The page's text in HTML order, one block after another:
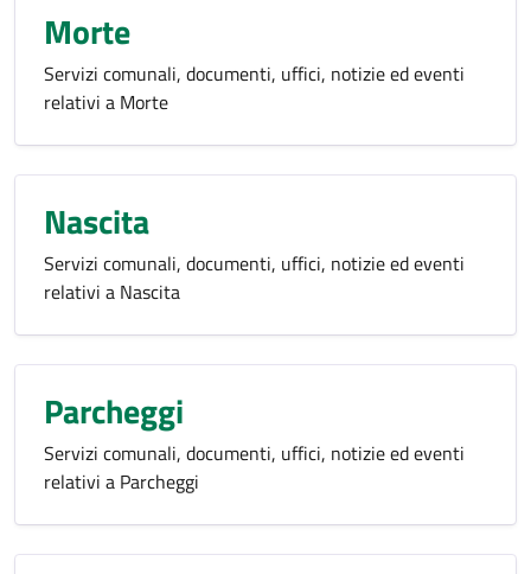
Morte
Servizi comunali, documenti, uffici, notizie ed eventi
relativi a Morte
Nascita
Servizi comunali, documenti, uffici, notizie ed eventi
relativi a Nascita
Parcheggi
Servizi comunali, documenti, uffici, notizie ed eventi
relativi a Parcheggi